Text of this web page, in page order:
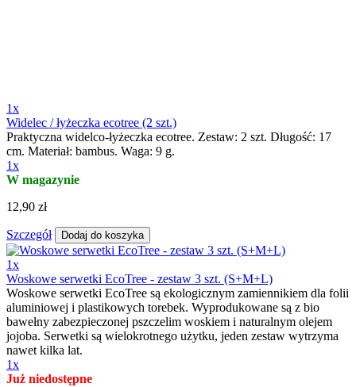
1x
Widelec / łyżeczka ecotree (2 szt.)
Praktyczna widelco-łyżeczka ecotree. Zestaw: 2 szt. Długość: 17
cm. Materiał: bambus. Waga: 9 g.
1x
W magazynie
12,90 zł
Szczegół Dodaj do koszyka
1x
Woskowe serwetki EcoTree - zestaw 3 szt. (S+M+L)
Woskowe serwetki EcoTree są ekologicznym zamiennikiem dla folii
aluminiowej i plastikowych torebek. Wyprodukowane są z bio
bawełny zabezpieczonej pszczelim woskiem i naturalnym olejem
jojoba. Serwetki są wielokrotnego użytku, jeden zestaw wytrzyma
nawet kilka lat.
1x
Już niedostępne